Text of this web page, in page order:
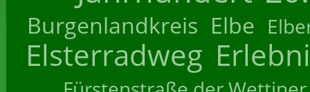
Burgenlandkreis Elbe
Elsterradweg